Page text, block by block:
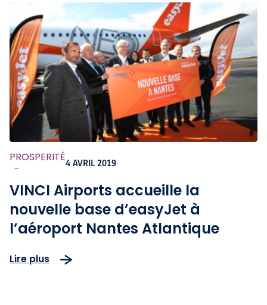
PROSPERITÉ
-
4 AVRIL 2019
VINCI Airports accueille la
nouvelle base d’easyJet à
l’aéroport Nantes Atlantique
Lire plus